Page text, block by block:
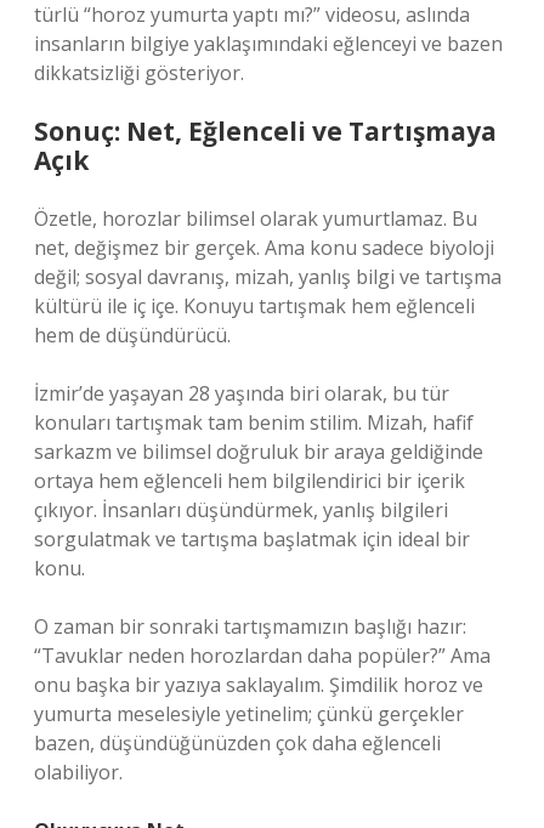
türlü “horoz yumurta yaptı mı?” videosu, aslında
insanların bilgiye yaklaşımındaki eğlenceyi ve bazen
dikkatsizliği gösteriyor.
Sonuç: Net, Eğlenceli ve Tartışmaya
Açık
Özetle, horozlar bilimsel olarak yumurtlamaz. Bu
net, değişmez bir gerçek. Ama konu sadece biyoloji
değil; sosyal davranış, mizah, yanlış bilgi ve tartışma
kültürü ile iç içe. Konuyu tartışmak hem eğlenceli
hem de düşündürücü.
İzmir’de yaşayan 28 yaşında biri olarak, bu tür
konuları tartışmak tam benim stilim. Mizah, hafif
sarkazm ve bilimsel doğruluk bir araya geldiğinde
ortaya hem eğlenceli hem bilgilendirici bir içerik
çıkıyor. İnsanları düşündürmek, yanlış bilgileri
sorgulatmak ve tartışma başlatmak için ideal bir
konu.
O zaman bir sonraki tartışmamızın başlığı hazır:
“Tavuklar neden horozlardan daha popüler?” Ama
onu başka bir yazıya saklayalım. Şimdilik horoz ve
yumurta meselesiyle yetinelim; çünkü gerçekler
bazen, düşündüğünüzden çok daha eğlenceli
olabiliyor.